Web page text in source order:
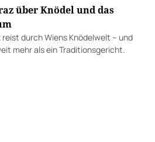
über Knödel und das
reist durch Wiens Knödelwelt – und
mehr als ein Traditionsgericht.